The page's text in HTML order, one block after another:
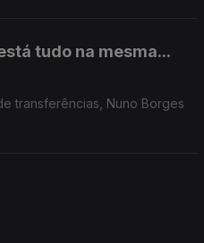
tudo na mesma...
transferências, Nuno Borges